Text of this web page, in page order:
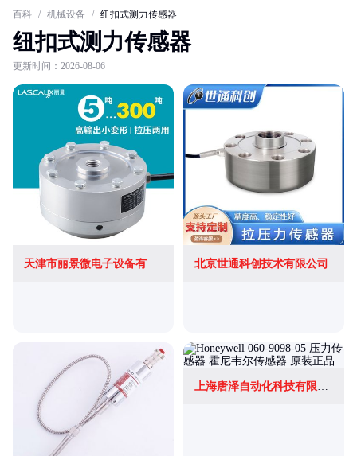
百科 / 机械设备 / 纽扣式测力传感器
纽扣式测力传感器
更新时间：2026-08-06
天津市丽景微电子设备有限公司 北京世通科创技术有限公司
上海唐泽自动化科技有限公司